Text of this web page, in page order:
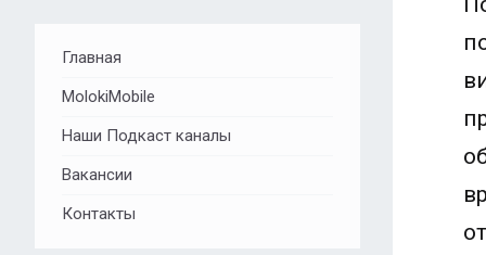
Главная
MolokiMobile
Наши Подкаст каналы
Вакансии
Контакты